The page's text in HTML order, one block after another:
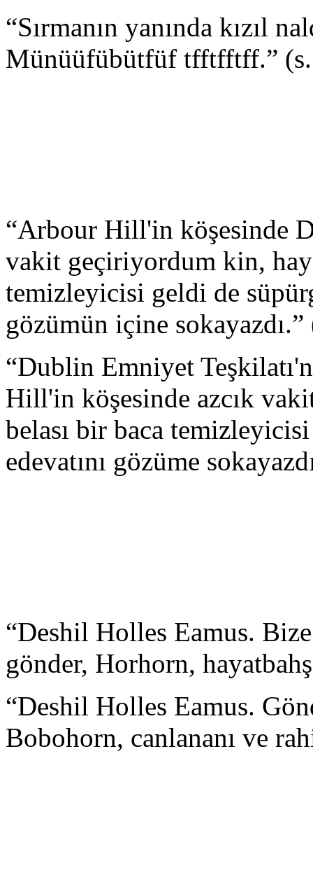
“Sırmanın yanında kızıl
Münüüfübütfüf tfftfftff.”
“Arbour Hill'in köşesinde
vakit geçiriyordum kin,
temizleyicisi geldi de
gözümün içine
“Dublin Emniyet
Hill'in köşesinde azcık
belası bir baca
edevatını gözüme
“Deshil Holles Eamus.
gönder, Horhorn,
“Deshil Holles Eamus.
Bobohorn, canlananı ve